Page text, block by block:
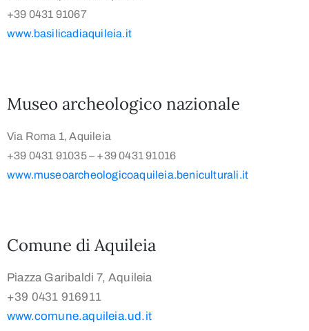
+39 0431 91067
www.basilicadiaquileia.it
Museo archeologico nazionale
Via Roma 1, Aquileia
+39 0431 91035 – +39 0431 91016
www.museoarcheologicoaquileia.beniculturali.it
Comune di Aquileia
Piazza Garibaldi 7, Aquileia
+39 0431 916911
www.comune.aquileia.ud.it